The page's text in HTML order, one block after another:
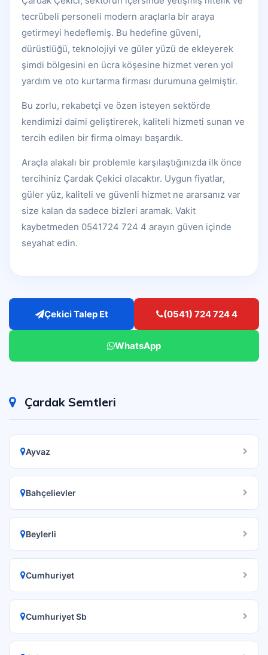
tecrübeli personeli modern araçlarla bir araya
getirmeyi hedeflemiş. Bu hedefine güveni,
dürüstlüğü, teknolojiyi ve güler yüzü de ekleyerek
şimdi bölgesini en ücra köşesine hizmet veren yol
yardım ve oto kurtarma firması durumuna gelmiştir.
Bu zorlu, rekabetçi ve özen isteyen sektörde
kendimizi daimi geliştirerek, kaliteli hizmeti sunan ve
tercih edilen bir firma olmayı başardık.
Araçla alakalı bir problemle karşılaştığınızda ilk önce
tercihiniz Çardak Çekici olacaktır. Uygun fiyatlar,
güler yüz, kaliteli ve güvenli hizmet ne ararsanız var
size kalan da sadece bizleri aramak. Vakit
kaybetmeden 0541724 724 4 arayın güven içinde
seyahat edin.
Çekici Talep Et (0541) 724 724 4
WhatsApp
Çardak Semtleri
Ayvaz
Bahçelievler
Beylerli
Cumhuriyet
Cumhuriyet Sb